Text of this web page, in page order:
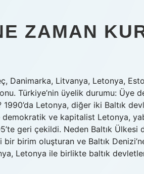
ZAMAN
Danimarka, Litvanya, Letonya,
Türkiye’nin üyelik durumu: Üye
1990’da Letonya, diğer iki Baltık
demokratik ve kapitalist Letonya,
geri çekildi. Neden Baltık Ülkesi
birim oluşturan ve Baltık Denizi’ne
Letonya ile birlikte baltık